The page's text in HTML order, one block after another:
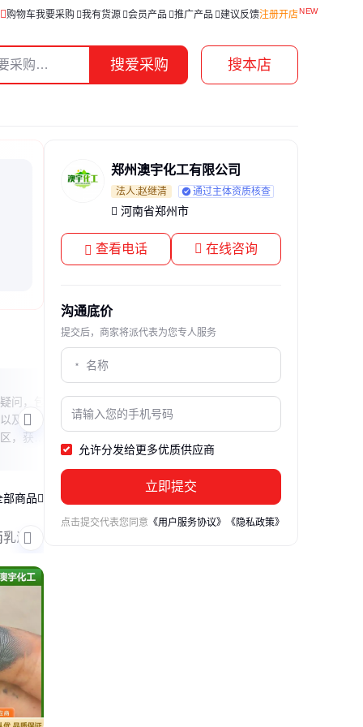
购物车我要采购 我有货源 会员产品 推广产品 建议反馈注册开店
搜爱采购 搜本店
问，包
及如何
，获得
本文揭秘酸性染料的染色对象与特性，解
析其在纺织、皮革等领域的应用原理，并
彩魔术师的真实本领。
部商品
乳液
郑州澳宇化工有限公司
法人:赵继清 通过主体资质核查
河南省郑州市
查看电话 在线咨询
沟通底价
提交后，商家将派代表为您专人服务
允许分发给更多优质供应商
立即提交
点击提交代表您同意 《用户服务协议》 《隐私政策》